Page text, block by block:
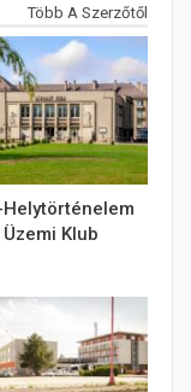
Több A Szerzőtől
Klub